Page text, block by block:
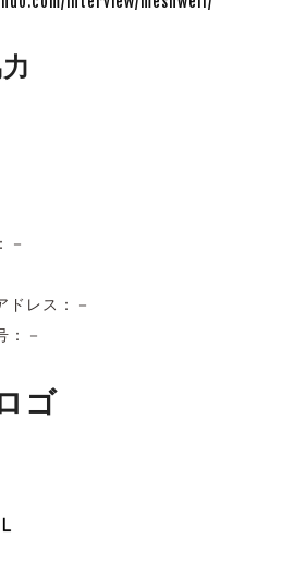
－
ドレス：－
：－
ゴ